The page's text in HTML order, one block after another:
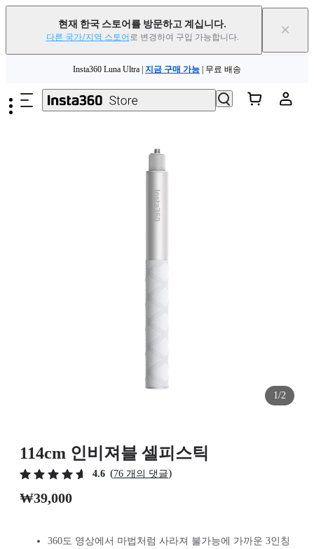
현재 한국 스토어를 방문하고 계십니다.
다른 국가/지역 스토어 로 변경하여 구입 가능합니다. ×
Insta360 Luna Ultra | 지금 구매 가능 | 무료 배송
Insta360 Luna Ultra | | 무료 배송
1/2
114cm 인비져블 셀피스틱
4.6 (76 개의 댓글)
₩39,000
360도 영상에서 마법처럼 사라져 불가능에 가까운 3인칭